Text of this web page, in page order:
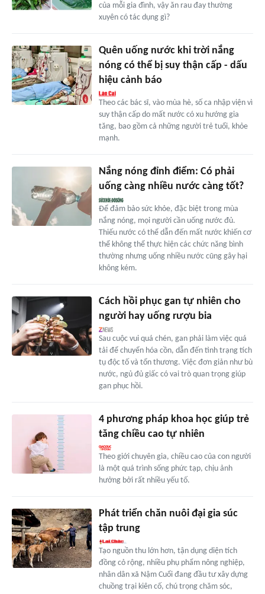
của mỗi gia đình, vậy ăn rau đay thường
xuyên có tác dụng gì?
Quên uống nước khi trời nắng
nóng có thể bị suy thận cấp - dấu
hiệu cảnh báo
Theo các bác sĩ, vào mùa hè, số ca nhập viện vì
suy thận cấp do mất nước có xu hướng gia
tăng, bao gồm cả những người trẻ tuổi, khỏe
mạnh.
Nắng nóng đỉnh điểm: Có phải
uống càng nhiều nước càng tốt?
Để đảm bảo sức khỏe, đặc biệt trong mùa
nắng nóng, mọi người cần uống nước đủ.
Thiếu nước có thể dẫn đến mất nước khiến cơ
thể không thể thực hiện các chức năng bình
thường nhưng uống nhiều nước cũng gây hại
không kém.
Cách hồi phục gan tự nhiên cho
người hay uống rượu bia
Sau cuộc vui quá chén, gan phải làm việc quá
tải để chuyển hóa cồn, dẫn đến tình trạng tích
tụ độc tố và tổn thương. Việc đơn giản như bù
nước, ngủ đủ giấc có vai trò quan trọng giúp
gan phục hồi.
4 phương pháp khoa học giúp trẻ
tăng chiều cao tự nhiên
Theo giới chuyên gia, chiều cao của con người
là một quá trình sống phức tạp, chịu ảnh
hưởng bởi rất nhiều yếu tố.
Phát triển chăn nuôi đại gia súc
tập trung
Tạo nguồn thu lớn hơn, tận dụng diện tích
đồng cỏ rộng, nhiều phụ phẩm nông nghiệp,
nhân dân xã Nậm Cuổi đang đầu tư xây dựng
chuồng trại kiên cố, chú trọng chăm sóc,